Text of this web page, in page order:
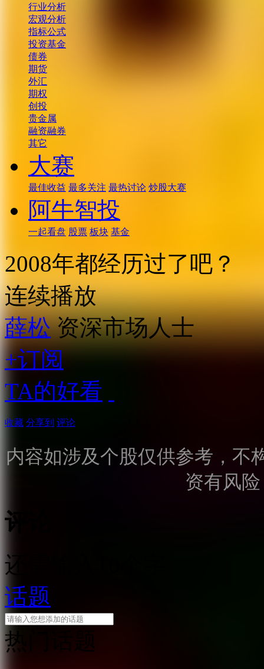
行业分析
宏观分析
指标公式
投资基金
债券
期货
外汇
期权
创投
贵金属
融资融券
其它
大赛
最佳收益 最多关注 最热讨论 炒股大赛
阿牛智投
一起看盘 股票 板块 基金
2008年都经历过了吧？
连续播放
薛松 资深市场人士
+订阅
TA的好看
收藏 分享到 评论
内容如涉及个股仅供参考，不
资有风
评论
还需输入10个字
话题
热门话题